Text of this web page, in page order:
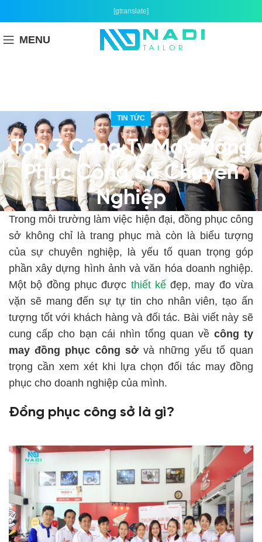
[gtranslate]
MENU
TIN TỨC
Top 3 Công Ty May Đồng
Phục Công Sở Chuyên
Nghiệp
Trong môi trường làm việc hiện đại, đồng phục công
sở không chỉ là trang phục mà còn là biểu tượng
của sự chuyên nghiệp, là yếu tố quan trọng góp
phần xây dựng hình ảnh và văn hóa doanh nghiệp.
Một bộ đồng phục được thiết kếđẹp, may đo vừa
vặn sẽ mang đến sự tự tin cho nhân viên, tạo ấn
tượng tốt với khách hàng và đối tác. Bài viết này sẽ
cung cấp cho bạn cái nhìn tổng quan về công ty
may đồng phục công sởvà những yếu tố quan
trọng cần xem xét khi lựa chọn đối tác may đồng
phục cho doanh nghiệp của mình.
Đồng phục công sở là gì?